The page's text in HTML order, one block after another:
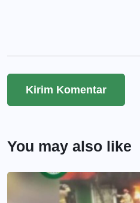
You may also like